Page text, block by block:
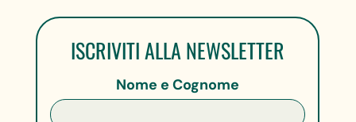
ISCRIVITI ALLA NEWSLETTER
Nome e Cognome